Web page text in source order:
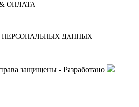
ОПЛАТА
ПЕРСОНАЛЬНЫХ ДАННЫХ
защищены - Разработано